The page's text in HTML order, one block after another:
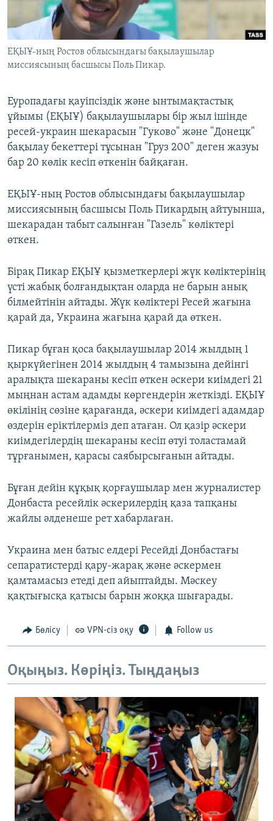
ЖАЗЫЛЫҢЫЗ
Басқа тілдерде
ЕҚЫҰ-ның Ростов облысындағы бақылаушылар
миссиясының басшысы Поль Пикар.
Еуропадағы қауіпсіздік және ынтымақтастық
ұйымы (ЕҚЫҰ) бақылаушылары бір жыл ішінде
ресей-украин шекарасын "Гуково" және "Донецк"
бақылау бекеттері тұсынан "Груз 200" деген жазуы
бар 20 көлік кесіп өткенін байқаған.
ЕҚЫҰ-ның Ростов облысындағы бақылаушылар
миссиясының басшысы Поль Пикардың айтуынша,
шекарадан табыт салынған "Газель" көліктері
өткен.
Бірақ Пикар ЕҚЫҰ қызметкерлері жүк көліктерінің
үсті жабық болғандықтан оларда не барын анық
білмейтінін айтады. Жүк көліктері Ресей жағына
қарай да, Украина жағына қарай да өткен.
Пикар бұған қоса бақылаушылар 2014 жылдың 1
қыркүйегінен 2014 жылдың 4 тамызына дейінгі
аралықта шекараны кесіп өткен әскери киімдегі 21
мыңнан астам адамды көргендерін жеткізді. ЕҚЫҰ
өкілінің сөзіне қарағанда, әскери киімдегі адамдар
өздерін еріктілерміз деп атаған. Ол қазір әскери
киімдегілердің шекараны кесіп өтуі толастамай
тұрғанымен, қарасы саябырсығанын айтады.
Бұған дейін құқық қорғаушылар мен журналистер
Донбаста ресейлік әскерилердің қаза тапқаны
жайлы әлденеше рет хабарлаған.
Украина мен батыс елдері Ресейді Донбастағы
сепаратистерді қару-жарақ және әскермен
қамтамасыз етеді деп айыптайды. Мәскеу
қақтығысқа қатысы барын жоққа шығарады.
Бөлісу VPN-сіз оқу Follow us
Оқыңыз. Көріңіз. Тыңдаңыз